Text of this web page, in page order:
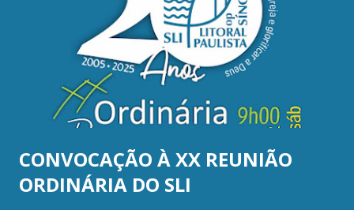
CONVOCAÇÃO À XX REUNIÃO
ORDINÁRIA DO SLI